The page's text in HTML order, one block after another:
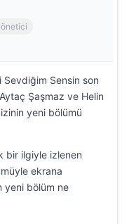
Sensin son
Şaşmaz ve Helin
yeni bölümü
bir ilgiyle izlenen
ekrana
yeni bölüm ne